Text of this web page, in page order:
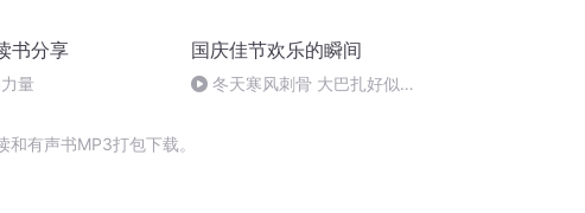
书分享
量
国庆佳节欢乐的瞬间
冬天寒风刺骨 大巴扎好似温
有声书MP3打包下载。